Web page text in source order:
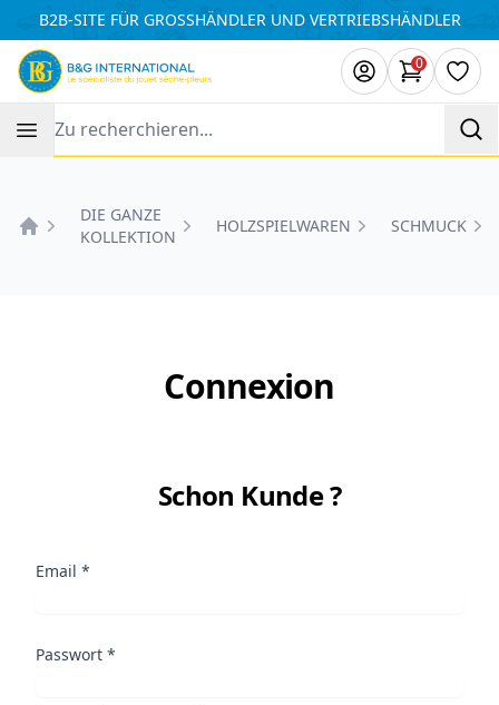
B2B-SITE FÜR GROSSHÄNDLER UND VERTRIEBSHÄNDLER
0
Artikel im
DIE GANZE
KOLLEKTION
HOLZSPIELWAREN SCHMUCK
Connexion
Schon Kunde ?
Email *
Passwort *
Cookie-Einstellungen